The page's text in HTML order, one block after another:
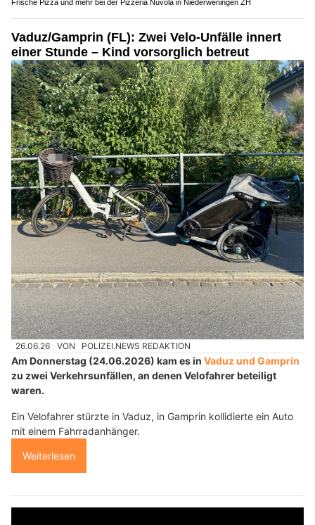
Frische Pizza und mehr bei der Pizzeria Nuvola in Niederweningen ZH
Vaduz/Gamprin (FL): Zwei Velo-Unfälle innert
einer Stunde – Kind vorsorglich betreut
26.06.26 VON POLIZEI.NEWS REDAKTION
Am Donnerstag (24.06.2026) kam es in Vaduz und Gamprin
zu zwei Verkehrsunfällen, an denen Velofahrer beteiligt
waren.
Ein Velofahrer stürzte in Vaduz, in Gamprin kollidierte ein Auto
mit einem Fahrradanhänger.
Weiterlesen